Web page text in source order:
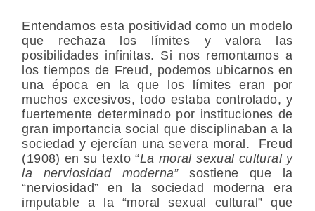
Entendamos esta positividad como un modelo
que rechaza los límites y valora las
posibilidades infinitas. Si nos remontamos a
los tiempos de Freud, podemos ubicarnos en
una época en la que los límites eran por
muchos excesivos, todo estaba controlado, y
fuertemente determinado por instituciones de
gran importancia social que disciplinaban a la
sociedad y ejercían una severa moral. Freud
(1908) en su texto “La moral sexual cultural y
la nerviosidad moderna”sostiene que la
“nerviosidad” en la sociedad moderna era
imputable a la “moral sexual cultural” que